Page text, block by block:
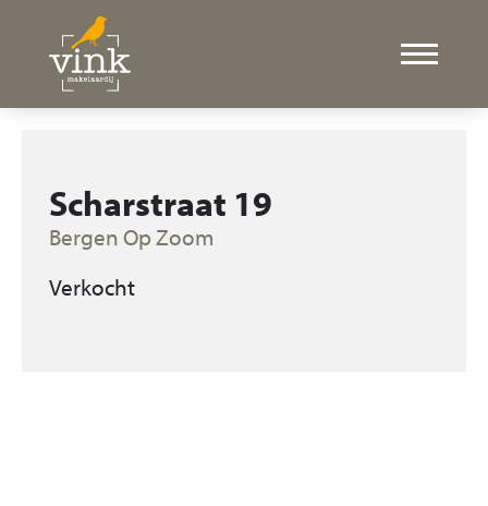
Scharstraat 19
Bergen Op Zoom
Verkocht